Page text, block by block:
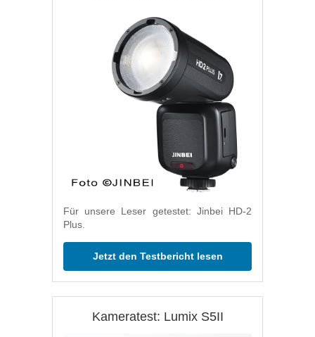
Für unsere Leser getestet: Jinbei HD-2
Plus.
Jetzt den Testbericht lesen
Kameratest: Lumix S5II